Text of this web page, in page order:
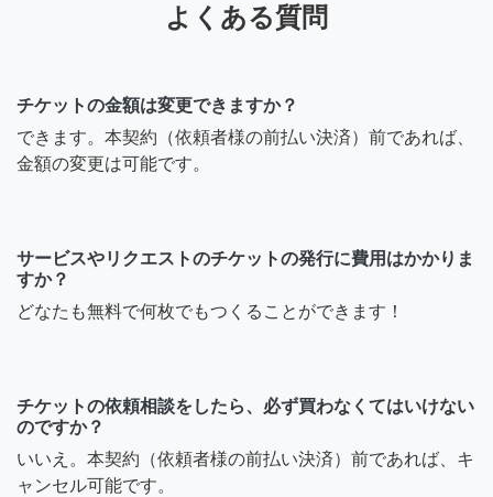
よくある質問
チケットの金額は変更できますか？
できます。本契約（依頼者様の前払い決済）前であれば、
金額の変更は可能です。
サービスやリクエストのチケットの発行に費用はかかりま
すか？
どなたも無料で何枚でもつくることができます！
チケットの依頼相談をしたら、必ず買わなくてはいけない
のですか？
いいえ。本契約（依頼者様の前払い決済）前であれば、キ
ャンセル可能です。